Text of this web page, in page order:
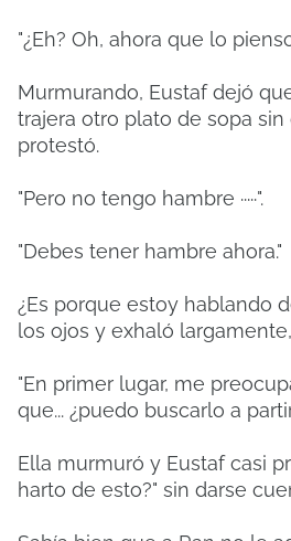
"¿Eh? Oh, ahora que lo
Murmurando, Eustaf dejó
trajera otro plato de sopa sin
protestó.
"Pero no tengo hambre ·····".
"Debes tener hambre ahora."
¿Es porque estoy hablando
los ojos y exhaló
"En primer lugar, me
que... ¿puedo buscarlo a
Ella murmuró y Eustaf casi
harto de esto?" sin darse